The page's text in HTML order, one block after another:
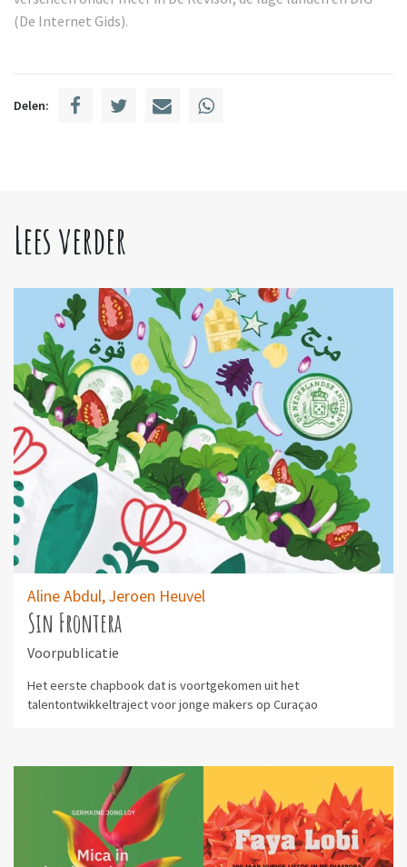
(De Internet Gids).
Delen:
Lees verder
Aline Abdul, Jeroen Heuvel
Sin Frontera
Voorpublicatie
Het eerste chapbook dat is voortgekomen uit het
talentontwikkeltraject voor jonge makers op Curaçao